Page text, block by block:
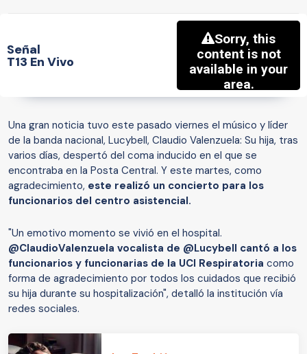
Señal
T13 En Vivo
Una gran noticia tuvo este pasado viernes el músico y líder
de la banda nacional, Lucybell, Claudio Valenzuela: Su hija, tras
varios días, despertó del coma inducido en el que se
encontraba en la Posta Central. Y este martes, como
agradecimiento, este realizó un concierto para los
funcionarios del centro asistencial.
"Un emotivo momento se vivió en el hospital.
@ClaudioValenzuela vocalista de @Lucybell cantó a los
funcionarios y funcionarias de la UCI Respiratoria como
forma de agradecimiento por todos los cuidados que recibió
su hija durante su hospitalización", detalló la institución vía
redes sociales.